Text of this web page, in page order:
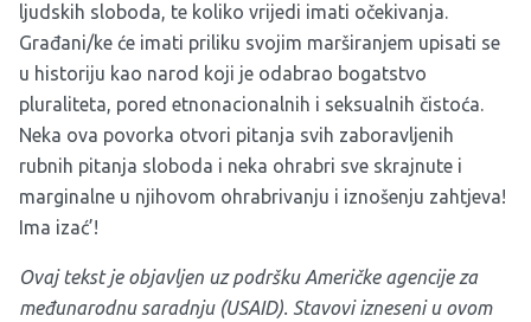
ljudskih sloboda, te koliko vrijedi imati očekivanja.
Građani/ke će imati priliku svojim marširanjem upisati se
u historiju kao narod koji je odabrao bogatstvo
pluraliteta, pored etnonacionalnih i seksualnih čistoća.
Neka ova povorka otvori pitanja svih zaboravljenih
rubnih pitanja sloboda i neka ohrabri sve skrajnute i
marginalne u njihovom ohrabrivanju i iznošenju zahtjeva!
Ima izać’!
Ovaj tekst je objavljen uz podršku Američke agencije za
međunarodnu saradnju (USAID). Stavovi izneseni u ovom